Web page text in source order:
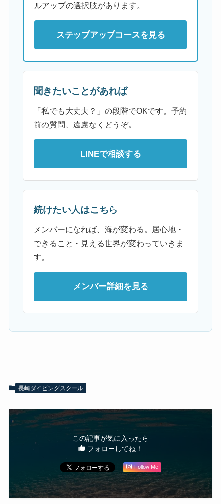
ルアップの選択肢があります。
ステップアップコースを見る
聞きたいことがあれば
「私でも大丈夫？」の段階でOKです。予約
前の質問、遠慮なくどうぞ。
LINEで相談する
続けたい人はこちら
メンバーになれば、海が変わる。居心地・
できること・見える世界が変わっていきま
す。
メンバー詳細を見る
長崎ダイビングスクール
この記事が気に入ったら
フォローしてね！
Follow Me